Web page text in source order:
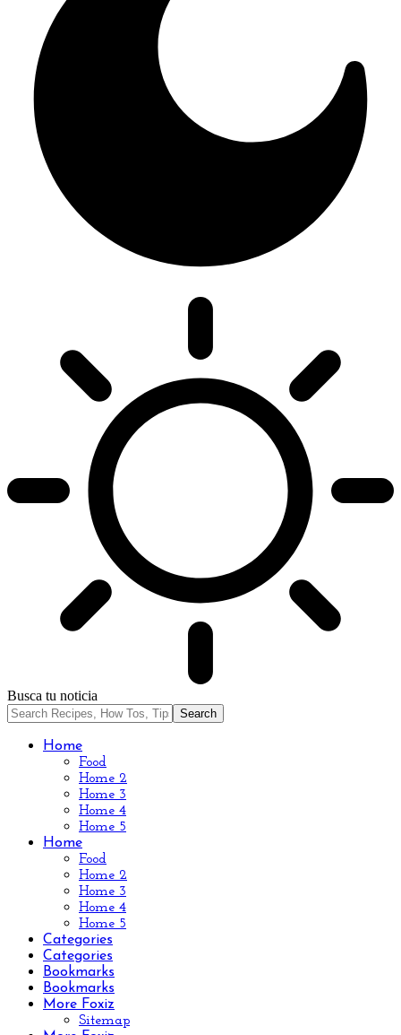
Busca tu noticia
Home
Food
Home 2
Home 3
Home 4
Home 5
Home
Food
Home 2
Home 3
Home 4
Home 5
Categories
Categories
Bookmarks
Bookmarks
More Foxiz
Sitemap